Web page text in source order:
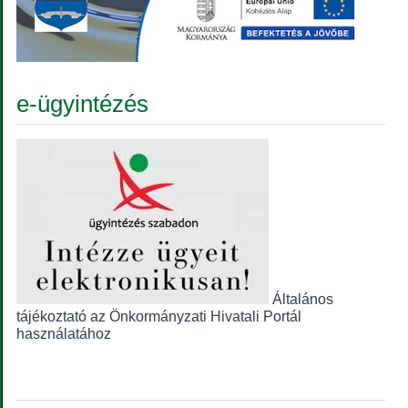
e-ügyintézés
Általános
tájékoztató az Önkormányzati Hivatali Portál
használatához